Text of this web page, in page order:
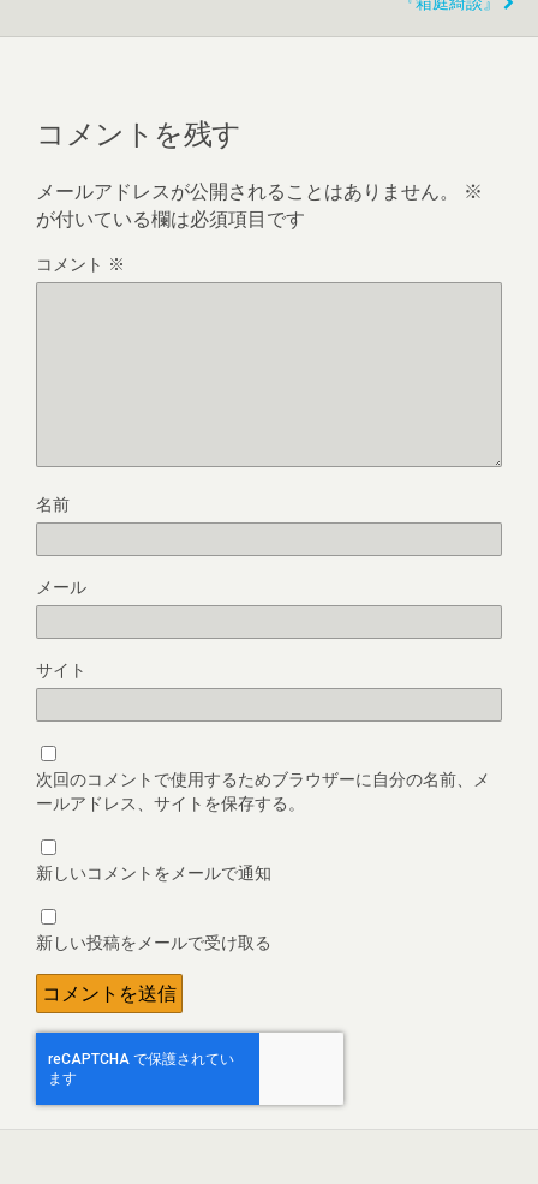
コメントを残す
メールアドレスが公開されることはありません。
※
が付いている欄は必須項目です
コメント ※
名前
メール
サイト
次回のコメントで使用するためブラウザーに自分の名前、メ
ールアドレス、サイトを保存する。
新しいコメントをメールで通知
新しい投稿をメールで受け取る